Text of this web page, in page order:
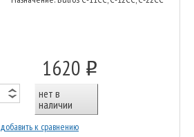
1620 o
нет в
наличии
добавить к сравнению